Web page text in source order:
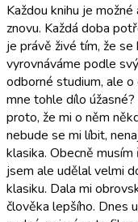
Každou knihu je
znovu. Každá doba
je právě živé tím, že se
vyrovnáváme podle
odborné studium, ale
mne tohle dílo
proto, že mi o něm
nebude se mi líbit,
klasika. Obecně
jsem ale udělal velmi
klasiku. Dala mi
člověka lepšího. Dnes